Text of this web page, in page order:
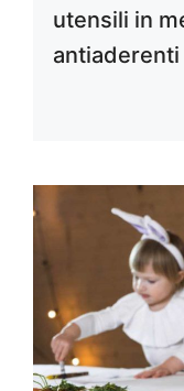
utensili in
antiaderenti